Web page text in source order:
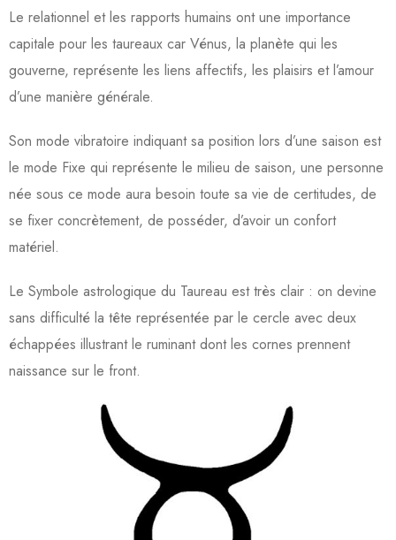
Le relationnel et les rapports humains ont une importance
capitale pour les taureaux car Vénus, la planète qui les
gouverne, représente les liens affectifs, les plaisirs et l’amour
d’une manière générale.
Son mode vibratoire indiquant sa position lors d’une saison est
le mode Fixe qui représente le milieu de saison, une personne
née sous ce mode aura besoin toute sa vie de certitudes, de
se fixer concrètement, de posséder, d’avoir un confort
matériel.
Le Symbole astrologique du Taureau est très clair : on devine
sans difficulté la tête représentée par le cercle avec deux
échappées illustrant le ruminant dont les cornes prennent
naissance sur le front.